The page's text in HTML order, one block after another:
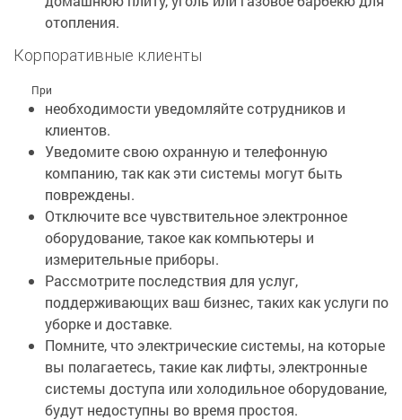
отопления.
Корпоративные клиенты
При
необходимости уведомляйте сотрудников и
клиентов.
Уведомите свою охранную и телефонную
компанию, так как эти системы могут быть
повреждены.
Отключите все чувствительное электронное
оборудование, такое как компьютеры и
измерительные приборы.
Рассмотрите последствия для услуг,
поддерживающих ваш бизнес, таких как услуги по
уборке и доставке.
Помните, что электрические системы, на которые
вы полагаетесь, такие как лифты, электронные
системы доступа или холодильное оборудование,
будут недоступны во время простоя.